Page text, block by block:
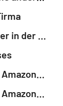
Studie: Kinder mit Social Media sind schlechter in der Schule
ROUNDUP 3: Hohe Speicherkosten verteuern Amazons KI-Ausbau - Aktie stark im Plus
ROUNDUP 2: Hohe Speicherkosten verteuern Amazons KI-Ausbau - Aktie stark im Plus